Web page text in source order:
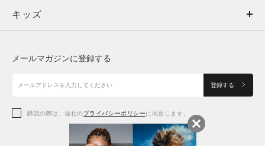
キッズ
アクセサリー
ボトムス
アクセサリー
トップス
シューズ
アクセサリー
キッズ
シューズ
メールマガジンに登録する
登録する
購読の際は、当社のプライバシーポリシーに同意します。